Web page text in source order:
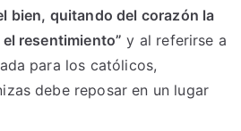
bien, quitando del corazón la
resentimiento” y al referirse a
para los católicos,
debe reposar en un lugar